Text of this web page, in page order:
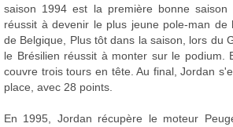
saison 1994 est la première bonne saison
réussit à devenir le plus jeune pole-man de
de Belgique, Plus tôt dans la saison, lors du
le Brésilien réussit à monter sur le podium.
couvre trois tours en tête. Au final, Jordan
place, avec 28 points.
En 1995, Jordan récupère le moteur